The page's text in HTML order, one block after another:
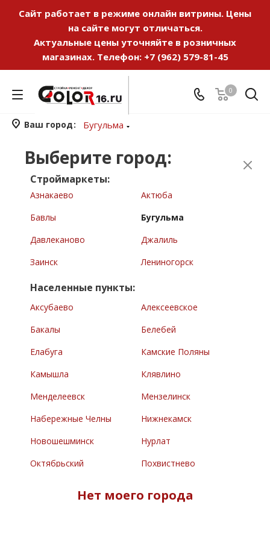
Сайт работает в режиме онлайн витрины. Цены
на сайте могут отличаться.
Актуальные цены уточняйте в розничных
магазинах. Телефон: +7 (962) 579-81-45
0
Ваш город Бугульма
Выберите город:
Строймаркеты:
Азнакаево
Актюба
Бавлы
Бугульма
Давлеканово
Джалиль
Заинск
Лениногорск
Населенные пункты:
Аксубаево
Алексеевское
Бакалы
Белебей
Елабуга
Камские Поляны
Камышла
Клявлино
Менделеевск
Мензелинск
Набережные Челны
Нижнекамск
Новошешминск
Нурлат
Октябрьский
Похвистнево
Нет моего города